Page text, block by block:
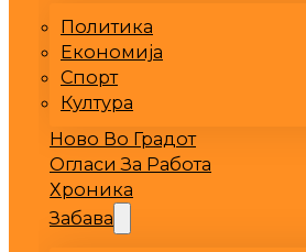
Политика
Економија
Спорт
Култура
Ново Во Градот
Огласи За Работа
Хроника
Забава